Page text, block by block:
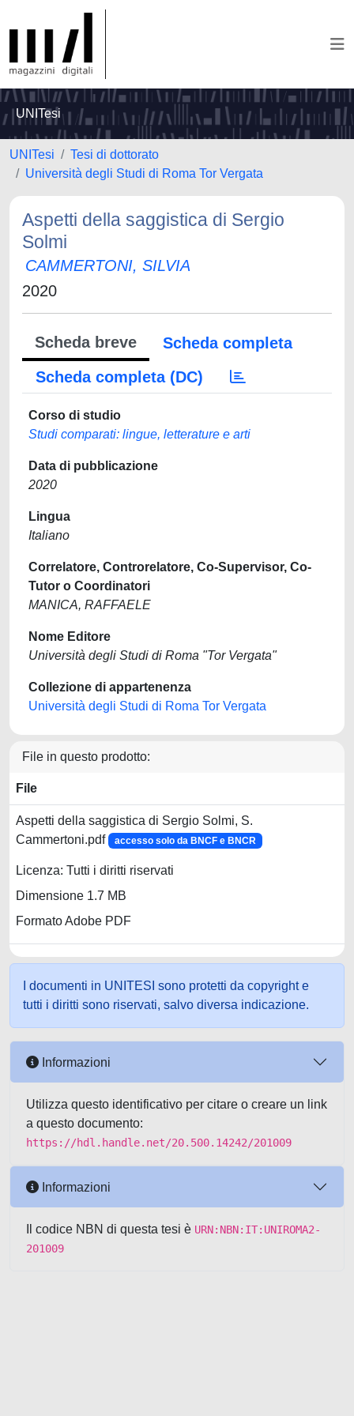
UNITesi
UNITesi
Tesi di dottorato
Università degli Studi di Roma Tor Vergata
Aspetti della saggistica di Sergio
Solmi
CAMMERTONI, SILVIA
2020
Scheda breve
Scheda completa
Scheda completa (DC)
Corso di studio
Studi comparati: lingue, letterature e arti
Data di pubblicazione
2020
Lingua
Italiano
Correlatore, Controrelatore, Co-Supervisor, Co-
Tutor o Coordinatori
MANICA, RAFFAELE
Nome Editore
Università degli Studi di Roma "Tor Vergata"
Collezione di appartenenza
Università degli Studi di Roma Tor Vergata
File in questo prodotto:
File
Aspetti della saggistica di Sergio Solmi, S.
Cammertoni.pdf
accesso solo da BNCF e BNCR
Licenza: Tutti i diritti riservati
Dimensione 1.7 MB
Formato Adobe PDF
I documenti in UNITESI sono protetti da copyright e
tutti i diritti sono riservati, salvo diversa indicazione.
Informazioni
Utilizza questo identificativo per citare o creare un link
a questo documento:
https://hdl.handle.net/20.500.14242/201009
Informazioni
Il codice NBN di questa tesi è URN:NBN:IT:UNIROMA2-
201009